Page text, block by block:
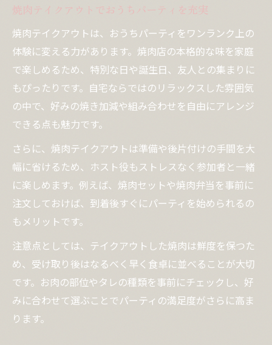
焼肉テイクアウトでおうちパーティを充実
焼肉テイクアウトは、おうちパーティをワンランク上の
体験に変える力があります。焼肉店の本格的な味を家庭
で楽しめるため、特別な日や誕生日、友人との集まりに
もぴったりです。自宅ならではのリラックスした雰囲気
の中で、好みの焼き加減や組み合わせを自由にアレンジ
できる点も魅力です。
さらに、焼肉テイクアウトは準備や後片付けの手間を大
幅に省けるため、ホスト役もストレスなく参加者と一緒
に楽しめます。例えば、焼肉セットや焼肉弁当を事前に
注文しておけば、到着後すぐにパーティを始められるの
もメリットです。
注意点としては、テイクアウトした焼肉は鮮度を保つた
め、受け取り後はなるべく早く食卓に並べることが大切
です。お肉の部位やタレの種類を事前にチェックし、好
みに合わせて選ぶことでパーティの満足度がさらに高ま
ります。